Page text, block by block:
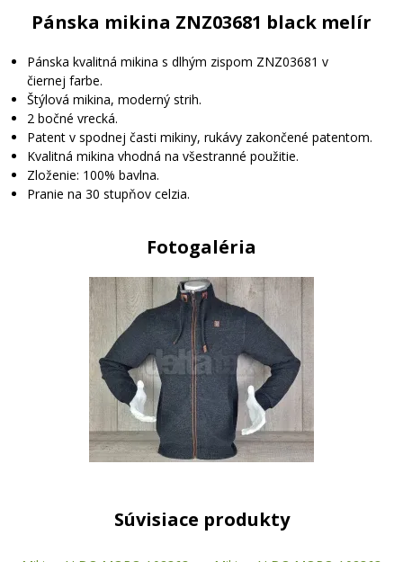
Pánska mikina ZNZ03681 black melír
Pánska kvalitná mikina s dlhým zispom ZNZ03681 v
čiernej farbe.
Štýlová mikina, moderný strih.
2 bočné vrecká.
Patent v spodnej časti mikiny, rukávy zakončené patentom.
Kvalitná mikina vhodná na všestranné použitie.
Zloženie: 100% bavlna.
Pranie na 30 stupňov celzia.
Fotogaléria
Súvisiace produkty